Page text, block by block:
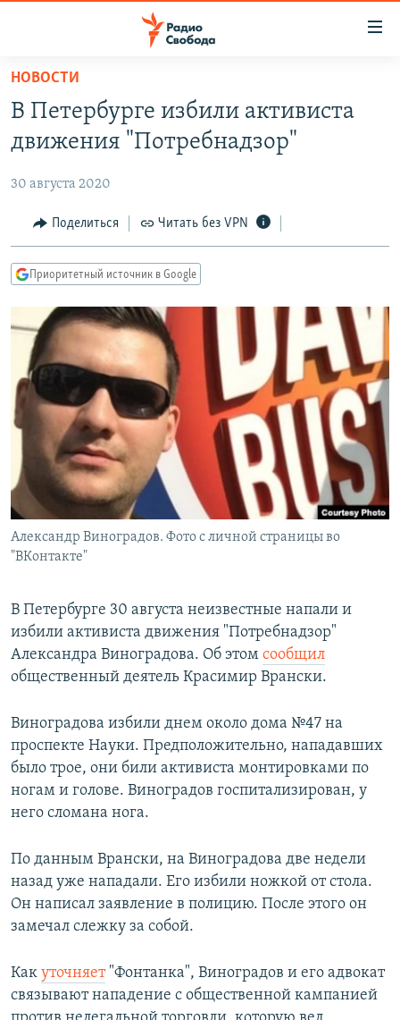
упрощенного
доступа
основному
Вернутся
главной
навигации
Вернутся
поиску
ПРОГРАММЫ
ПОДКАСТЫ
ЦИТАТЫ СВОБОДЫ
МНЕНИЯ
IDEL.РЕАЛИИ
КАВКАЗ.РЕАЛИИ
СЕВЕР.РЕАЛИИ
СИБИРЬ.РЕАЛИИ
РАСПИСАНИЕ ВЕЩАНИЯ
ПОДПИШИТЕСЬ НА РАССЫЛКУ
СОЦИАЛЬНЫЕ СЕТИ
Все сайты РСЕ/РС
НОВОСТИ
В Петербурге избили активиста
движения "Потребнадзор"
30 августа 2020
Поделиться Читать без VPN
Приоритетный источник в Google
Александр Виноградов. Фото с личной страницы во
"ВКонтакте"
В Петербурге 30 августа неизвестные напали и
избили активиста движения "Потребнадзор"
Александра Виноградова. Об этом сообщил
общественный деятель Красимир Врански.
Виноградова избили днем около дома №47 на
проспекте Науки. Предположительно, нападавших
было трое, они били активиста монтировками по
ногам и голове. Виноградов госпитализирован, у
него сломана нога.
По данным Врански, на Виноградова две недели
назад уже нападали. Его избили ножкой от стола.
Он написал заявление в полицию. После этого он
замечал слежку за собой.
Как уточняет"Фонтанка", Виноградов и его адвокат
связывают нападение с общественной кампанией